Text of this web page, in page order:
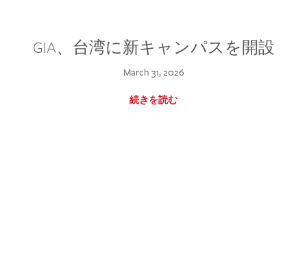
GIA、台湾に新キャンパスを開設
March 31, 2026
続きを読む